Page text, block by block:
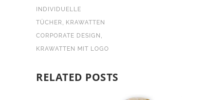
INDIVIDUELLE
TÜCHER
KRAWATTEN
CORPORATE DESIGN
KRAWATTEN MIT LOGO
RELATED POSTS